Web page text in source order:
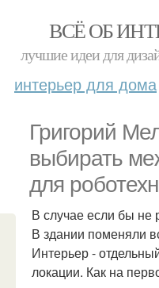
ВСЁ ОБ
лучшие идеи для
интерьер для дома
Григорий
выбирать
для
В случае если бы не
В здании поменяли
Интерьер -
локации. Как на